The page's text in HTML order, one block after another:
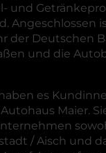
und
Angeschlossen
der Deutschen
und die
es
Maier.
/ Aisch und